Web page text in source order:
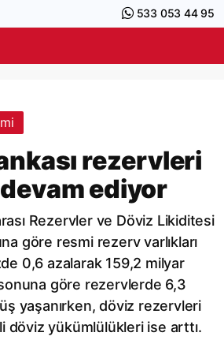
533 053 44 95
rezervleri
ediyor
Rezervler ve Döviz Likiditesi
göre resmi rezerv varlıkları
0,6 azalarak 159,2 milyar
göre rezervlerde 6,3
yaşanırken, döviz rezervleri
döviz yükümlülükleri ise arttı.